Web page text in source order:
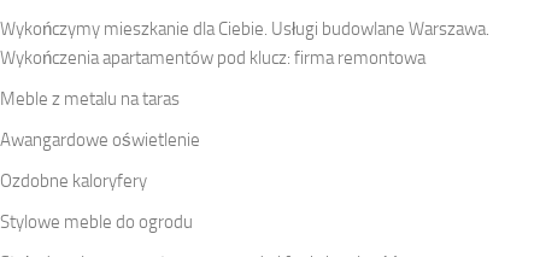
Wykończymy mieszkanie dla Ciebie. Usługi budowlane Warszawa.
Wykończenia apartamentów pod klucz: firma remontowa
Meble z metalu na taras
Awangardowe oświetlenie
Ozdobne kaloryfery
Stylowe meble do ogrodu